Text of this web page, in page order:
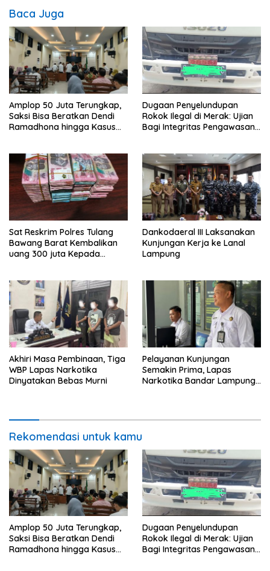
Baca Juga
Amplop 50 Juta Terungkap,
Saksi Bisa Beratkan Dendi
Ramadhona hingga Kasus
Dugaan Penyelundupan
Rokok Ilegal di Merak: Ujian
Bagi Integritas Pengawasan
Sat Reskrim Polres Tulang
Bawang Barat Kembalikan
uang 300 juta Kepada
Dankodaeral III Laksanakan
Kunjungan Kerja ke Lanal
Lampung
Akhiri Masa Pembinaan, Tiga
WBP Lapas Narkotika
Dinyatakan Bebas Murni
Pelayanan Kunjungan
Semakin Prima, Lapas
Narkotika Bandar Lampung
Rekomendasi untuk kamu
Amplop 50 Juta Terungkap,
Saksi Bisa Beratkan Dendi
Ramadhona hingga Kasus
Dugaan Penyelundupan
Rokok Ilegal di Merak: Ujian
Bagi Integritas Pengawasan